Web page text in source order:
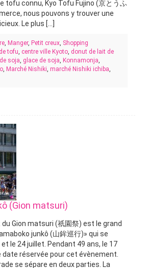
tofu connu, Kyo Tofu Fujino (京とうふ
nous pouvons y trouver une
Le plus [...]
, Manger, Petit creux, Shopping
tofu, centre ville Kyoto, donut de lait de
soja, glace de soja, Konnamonja,
, Marché Nishiki, marché Nishiki ichiba,
(Gion matsuri)
Gion matsuri (祇園祭) est le grand
junkô (山鉾巡行)» qui se
le 24 juillet. Pendant 49 ans, le 17
réservée pour cet évènement.
se sépare en deux parties. La